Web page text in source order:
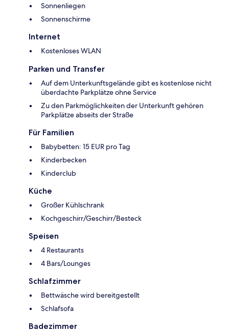
Sonnenliegen
Sonnenschirme
Internet
Kostenloses WLAN
Parken und Transfer
Auf dem Unterkunftsgelände gibt es kostenlose nicht
überdachte Parkplätze ohne Service
Zu den Parkmöglichkeiten der Unterkunft gehören
Parkplätze abseits der Straße
Für Familien
Babybetten: 15 EUR pro Tag
Kinderbecken
Kinderclub
Küche
Großer Kühlschrank
Kochgeschirr/Geschirr/Besteck
Speisen
4 Restaurants
4 Bars/Lounges
Schlafzimmer
Bettwäsche wird bereitgestellt
Schlafsofa
Badezimmer